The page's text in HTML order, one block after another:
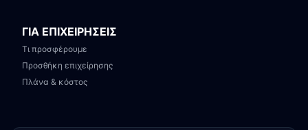
ΓΙΑ ΕΠΙΧΕΙΡΗΣΕΙΣ
Τι προσφέρουμε
Προσθήκη επιχείρησης
Πλάνα & κόστος